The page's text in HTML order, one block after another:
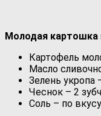
Молодая картошка
Картофель
Масло
Зелень укропа
Чеснок – 2
Соль – по вкусу